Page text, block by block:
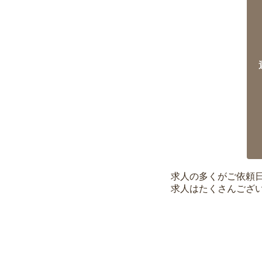
求人の多くがご依頼
求人はたくさんござ